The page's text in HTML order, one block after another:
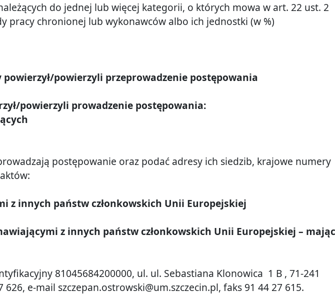
do jednej lub więcej kategorii, o których mowa w art. 22 ust. 2
pracy chronionej lub wykonawców albo ich jednostki (w %)
powierzyli przeprowadzenie postępowania
powierzyli prowadzenie postępowania:
postępowanie oraz podać adresy ich siedzib, krajowe numery
z innych państw członkowskich Unii Europejskiej
z innych państw członkowskich Unii Europejskiej –
81045684200000, ul. ul. Sebastiana Klonowica 1 B , 71-241
626, e-mail szczepan.ostrowski@um.szczecin.pl, faks 91 44 27 615.